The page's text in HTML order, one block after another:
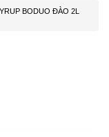
BODUO ĐÀO 2L